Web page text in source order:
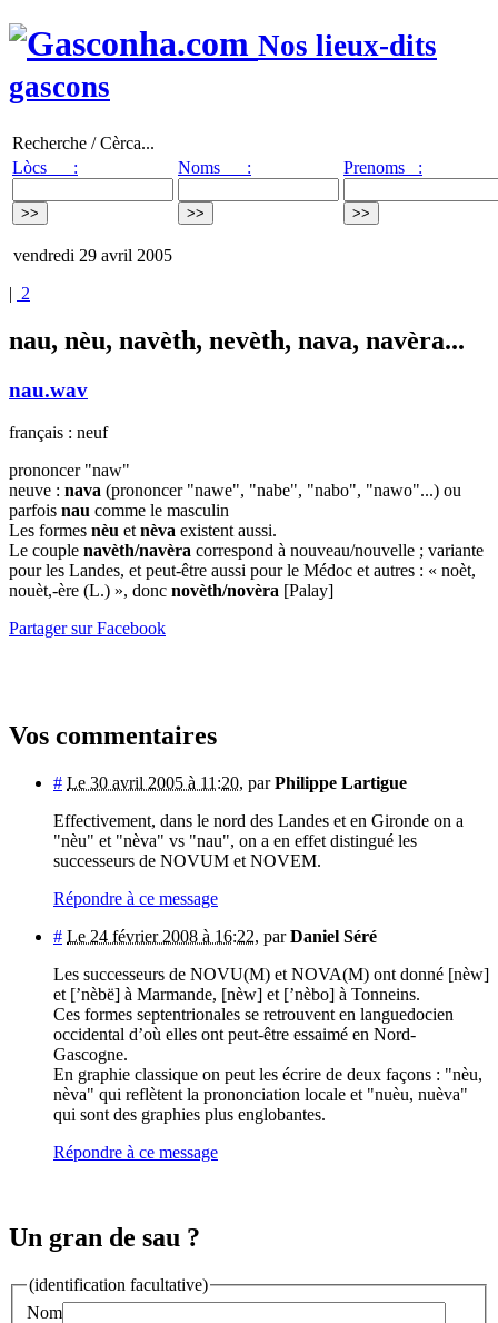
Nos lieux-dits
gascons
Recherche / Cèrca...
Lòcs :
Noms : Prenoms :
vendredi 29 avril 2005
| 2
nau, nèu, navèth, nevèth, nava, navèra...
nau.wav
français : neuf
prononcer "naw"
neuve : nava (prononcer "nawe", "nabe", "nabo", "nawo"...) ou
parfois nau comme le masculin
Les formes nèu etnèva existent aussi.
Le couple navèth/navèra correspond à nouveau/nouvelle ; variante
pour les Landes, et peut-être aussi pour le Médoc et autres : « noèt,
nouèt,-ère (L.) », donc novèth/novèra [Palay]
Partager sur Facebook
Vos commentaires
# Le 30 avril 2005 à 11:20, parPhilippe Lartigue
Effectivement, dans le nord des Landes et en Gironde on a
"nèu" et "nèva" vs "nau", on a en effet distingué les
successeurs de NOVUM et NOVEM.
Répondre à ce message
# Le 24 février 2008 à 16:22, parDaniel Séré
Les successeurs de NOVU(M) et NOVA(M) ont donné [nèw]
et [’nèbë] à Marmande, [nèw] et [’nèbo] à Tonneins.
Ces formes septentrionales se retrouvent en languedocien
occidental d’où elles ont peut-être essaimé en Nord-
Gascogne.
En graphie classique on peut les écrire de deux façons : "nèu,
nèva" qui reflètent la prononciation locale et "nuèu, nuèva"
qui sont des graphies plus englobantes.
Répondre à ce message
Un gran de sau ?
(identification facultative)
Nom